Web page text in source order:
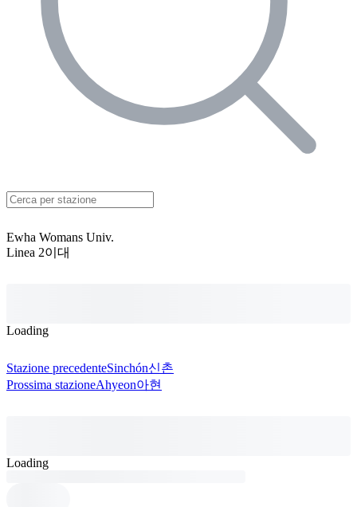
Ewha Womans Univ.
Linea 2이대
Loading
Stazione precedenteSinchón신촌
Prossima stazioneAhyeon아현
Loading